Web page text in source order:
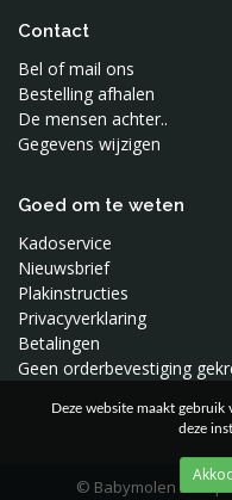
Deze website maakt gebruik
deze
Swaddle Me
Toffe Stoffen
Tureluur Kids
Vimba
Wee Gallery
Woood
Contact
Bel of mail ons
Bestelling afhalen
De mensen achter..
Gegevens wijzigen
Goed om te weten
Kadoservice
Nieuwsbrief
Plakinstructies
Privacyverklaring
Betalingen
Geen orderbevestiging
© Babymolen 2026|